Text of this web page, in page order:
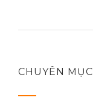
CHUYÊN MỤC